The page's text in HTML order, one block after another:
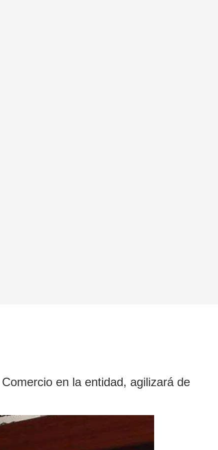
en la entidad, agilizará de